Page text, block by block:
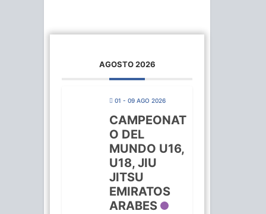
AGOSTO 2026
01 - 09 AGO 2026
CAMPEONAT
O DEL
MUNDO U16,
U18, JIU
JITSU
EMIRATOS
ARABES